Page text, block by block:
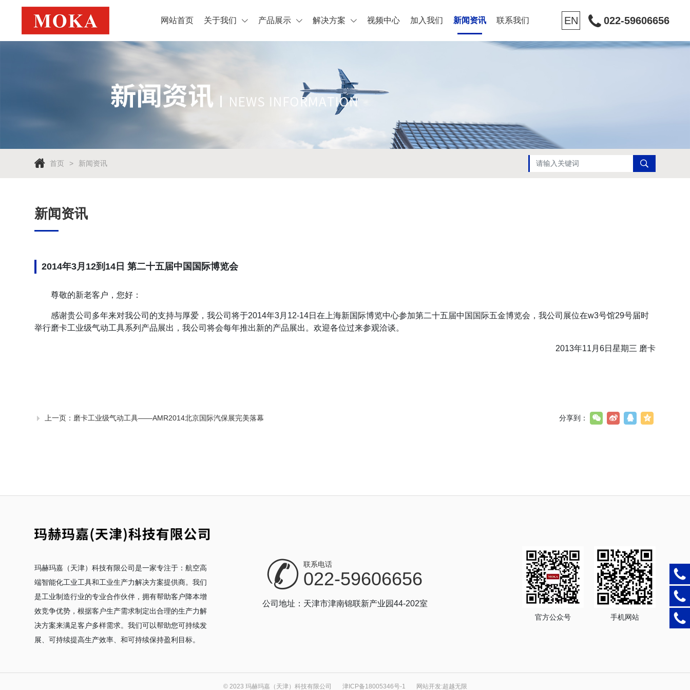
网站首页 关于我们 产品展示 解决方案 视频中心 加入我们 新闻资讯 联系我们 EN 022-59606656
首页 新闻资讯
新闻资讯
2014年3月12到14日 第二十五届中国国际博览会
尊敬的新老客户，您好：
感谢贵公司多年来对我公司的支持与厚爱，我公司将于2014年3月12-14日在上海新国际博览中心参加第二十五届中国国际五金博览会，我公司展位在w3号馆29号届时
举行磨卡工业级气动工具系列产品展出，我公司将会每年推出新的产品展出。欢迎各位过来参观洽谈。
2013年11月6日星期三 磨卡
上一页： 磨卡工业级气动工具——AMR2014北京国际汽保展完美落幕 分享到：
玛赫玛嘉（天津）科技有限公司是一家专注于：航空高
端智能化工业工具和工业生产力解决方案提供商。我们
是工业制造行业的专业合作伙伴，拥有帮助客户降本增
效竞争优势，根据客户生产需求制定出合理的生产力解
决方案来满足客户多样需求。我们可以帮助您可持续发
展、可持续提高生产效率、和可持续保持盈利目标。
联系电话
022-59606656
公司地址：天津市津南锦联新产业园44-202室
官方公众号 手机网站
© 2023 玛赫玛嘉（天津）科技有限公司 津ICP备18005346号-1 网站开发:超越无限